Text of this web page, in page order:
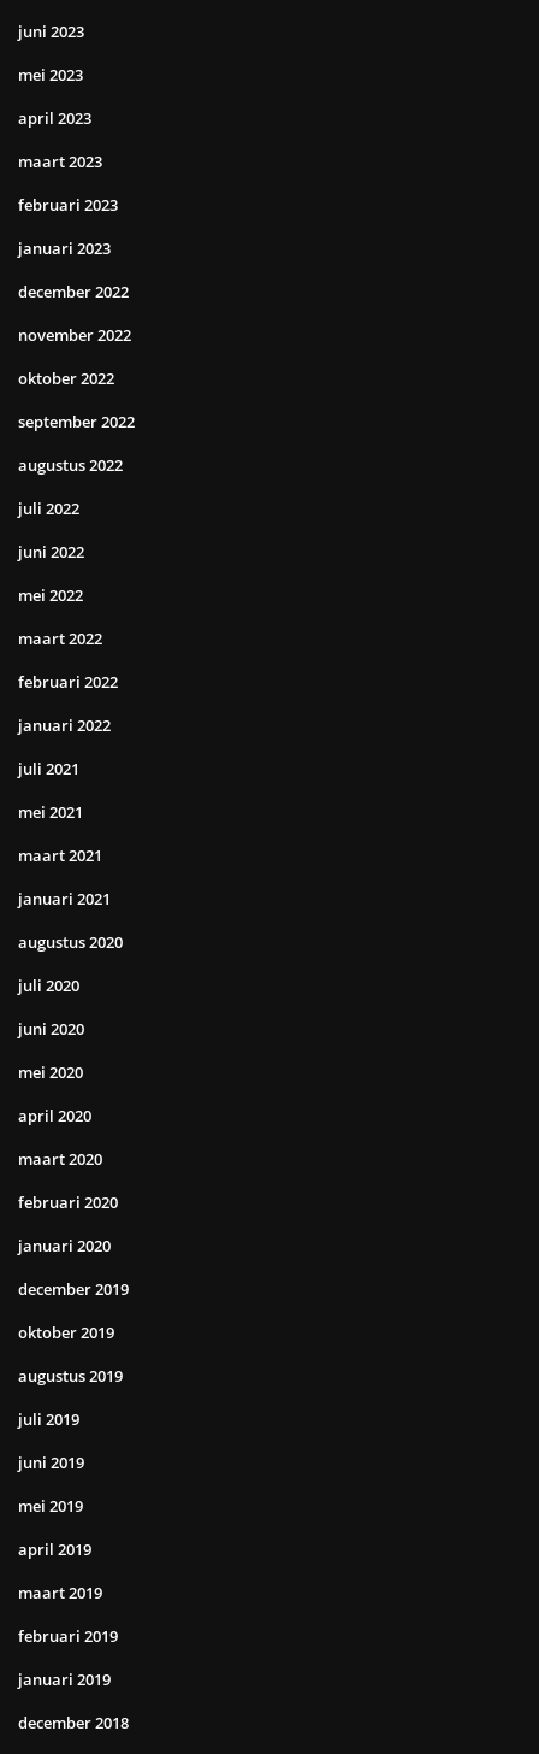
juni 2023
mei 2023
april 2023
maart 2023
februari 2023
januari 2023
december 2022
november 2022
oktober 2022
september 2022
augustus 2022
juli 2022
juni 2022
mei 2022
maart 2022
februari 2022
januari 2022
juli 2021
mei 2021
maart 2021
januari 2021
augustus 2020
juli 2020
juni 2020
mei 2020
april 2020
maart 2020
februari 2020
januari 2020
december 2019
oktober 2019
augustus 2019
juli 2019
juni 2019
mei 2019
april 2019
maart 2019
februari 2019
januari 2019
december 2018